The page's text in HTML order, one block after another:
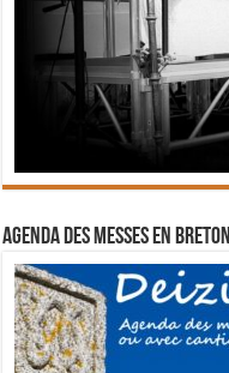
Agenda des messes en breton